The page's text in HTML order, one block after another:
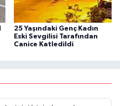
25 Yaşındaki Genç Kadın
Eski Sevgilisi Tarafından
Canice Katledildi